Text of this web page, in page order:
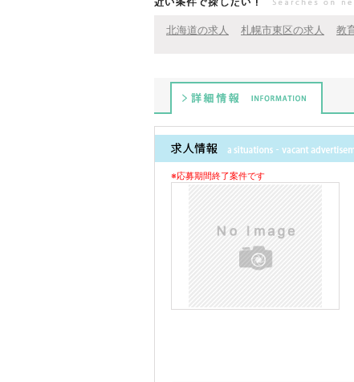
北海道の求人 札幌市東区の求人 教
※応募期間終了案件です